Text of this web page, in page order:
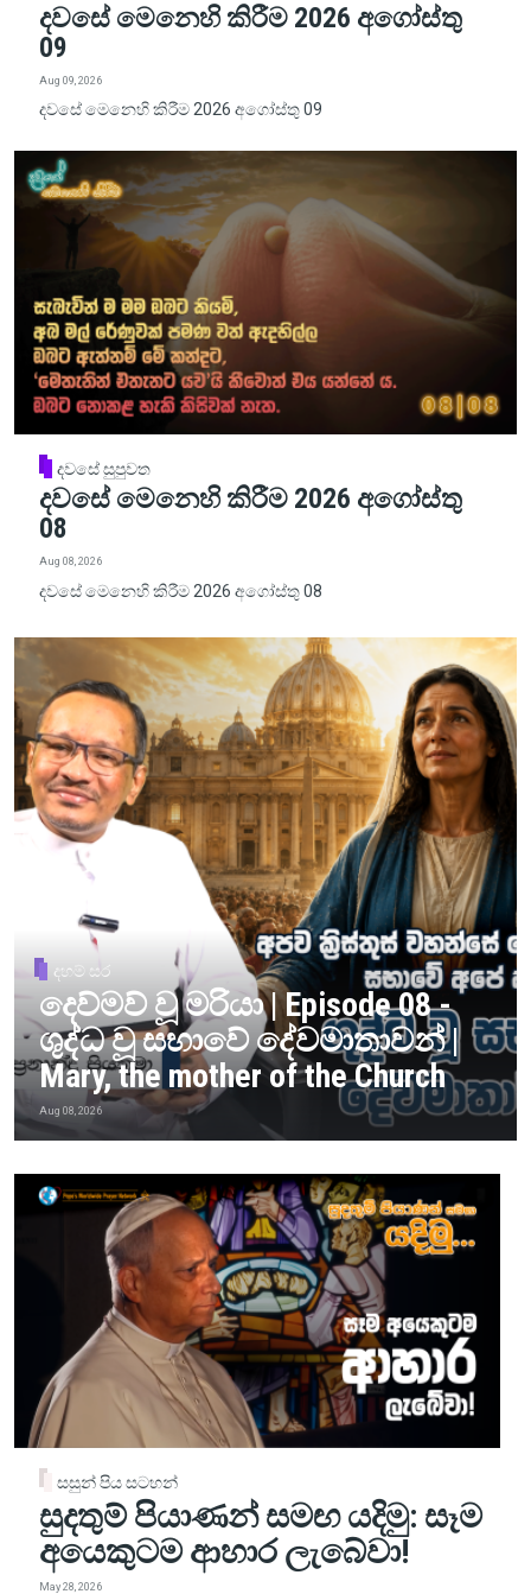
දවසේ මෙනෙහි කිරීම 2026 අගෝස්තු
09
Aug 09, 2026
දවසේ මෙනෙහි කිරීම 2026 අගෝස්තු 09
දවසේ සුපුවත
දවසේ මෙනෙහි කිරීම 2026 අගෝස්තු
08
Aug 08, 2026
දවසේ මෙනෙහි කිරීම 2026 අගෝස්තු 08
දහම් සර
දෙව්මව් වූ මරියා | Episode 08 -
ශුද්ධ වූ සභාවේ දේවමාතාවන් |
Mary, the mother of the Church
Aug 08, 2026
සසුන් පිය සටහන්
සුදතුම් පියාණන් සමඟ යදිමු: සෑම
අයෙකුටම ආහාර ලැබේවා!
May 28, 2026